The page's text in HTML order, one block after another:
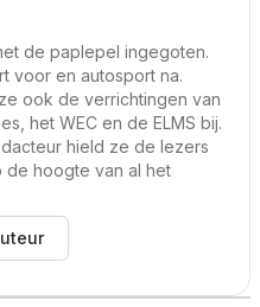
de paplepel ingegoten.
voor en autosport na.
ook de verrichtingen van
het WEC en de ELMS bij.
hield ze de lezers
de hoogte van al het